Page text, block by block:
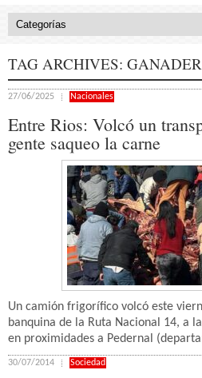
TAG ARCHIVES:
27/06/2025 Nacionales
Entre Rios: Volcó un
gente saqueo la carne
Un camión frigorífico volcó este
banquina de la Ruta Nacional 14, a
en proximidades a Pedernal
30/07/2014 Sociedad